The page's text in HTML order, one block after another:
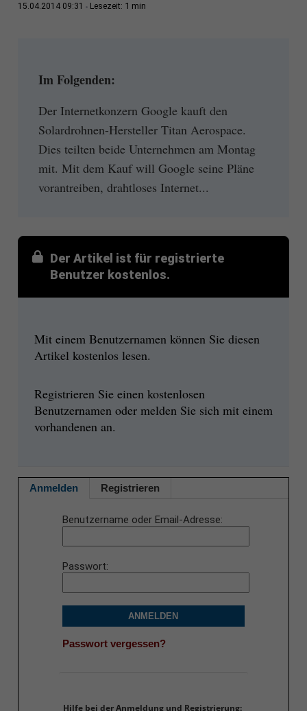
15.04.2014 09:31 Lesezeit: 1 min
Im Folgenden:
Der Internetkonzern Google kauft den
Solardrohnen-Hersteller Titan Aerospace.
Dies teilten beide Unternehmen am Montag
mit. Mit dem Kauf will Google seine Pläne
vorantreiben, drahtloses Internet...
Der Artikel ist für registrierte
Benutzer kostenlos.
Mit einem Benutzernamen können Sie diesen
Artikel kostenlos lesen.
Registrieren Sie einen kostenlosen
Benutzernamen oder melden Sie sich mit einem
vorhandenen an.
Anmelden Registrieren
Benutzername oder Email-Adresse
Passwort
ANMELDEN
Passwort vergessen?
Hilfe bei der Anmeldung und Registrierung: